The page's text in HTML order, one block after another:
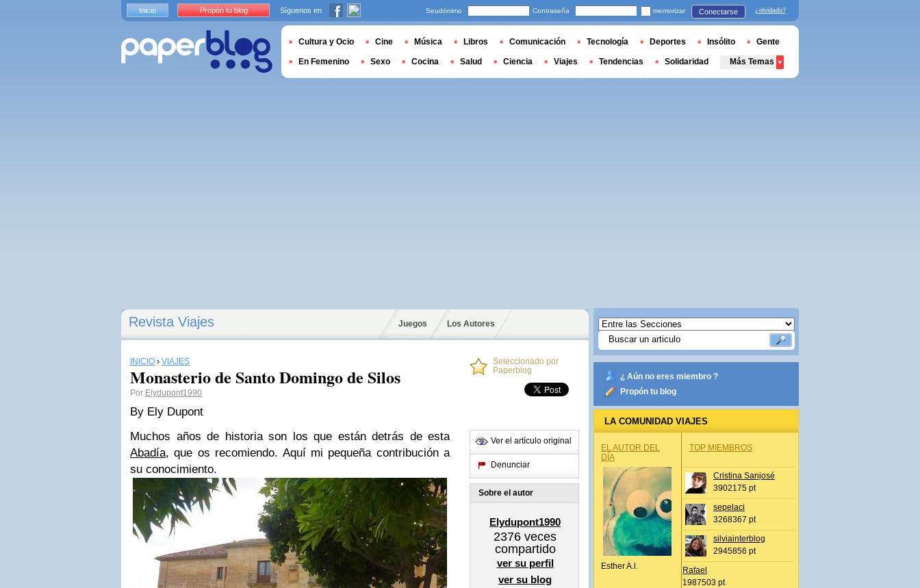
Revista Viajes Juegos Los Autores
INICIO › VIAJES
Monasterio de Santo Domingo de Silos
Por Elydupont1990
By Ely Dupont
Muchos años de historia son los que están detrás de esta
Abadía, que os recomiendo. Aquí mi pequeña contribución a
su conocimiento.
Seleccionado por
Paperblog
Ver el artículo original
Denunciar
Sobre el autor
Elydupont1990
2376 veces
compartido
ver su perfil
ver su blog
¿ Aún no eres miembro ?
Propón tu blog
LA COMUNIDAD VIAJES
EL AUTOR DEL
DÍA
Esther A.l.
TOP MIEMBROS
Cristina Sanjosé
3902175 pt
sepelaci
3268367 pt
silviainterblog
2945856 pt
Rafael
1987503 pt
Inicio Propón tu blog Síguenos en Seudónimo Contraseña memorizar Conectarse ¿olvidado?
Cultura y Ocio Cine Música Libros Comunicación Tecnología Deportes Insólito Gente
En Femenino Sexo Cocina Salud Ciencia Viajes Tendencias Solidaridad Más Temas